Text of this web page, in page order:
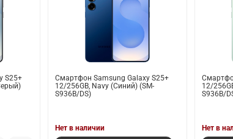
S25+
Смартфон Samsung Galaxy S25+
12/256GB, Navy (Синий) (SM-
S936B/DS)
Нет в наличии
12/
S936B/
Нет в